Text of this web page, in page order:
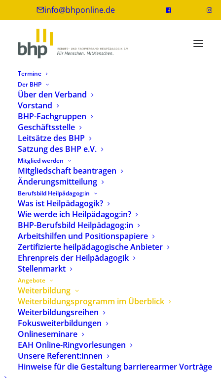
info@bhponline.de
Termine
Der BHP
Über den Verband
Vorstand
BHP-Fachgruppen
Geschäftsstelle
Leitsätze des BHP
Satzung des BHP e.V.
Mitglied werden
Mitgliedschaft beantragen
Änderungsmitteilung
Berufsbild Heilpädagog:in
Was ist Heilpädagogik?
Wie werde ich Heilpädagog:in?
BHP-Berufsbild Heilpädagog:in
Arbeitshilfen und Positionspapiere
Zertifizierte heilpädagogische Anbieter
Ehrenpreis der Heilpädagogik
Stellenmarkt
Angebote
Weiterbildung
Weiterbildungsprogramm im Überblick
Weiterbildungsreihen
Fokusweiterbildungen
Onlineseminare
EAH Online-Ringvorlesungen
Unsere Referent:innen
Hinweise für die Gestaltung barrierearmer Vorträge
Weiterbildungsprogramm im Überblick
Ein Weiterbildungsangebot der
Europäischen Akademie für
Heilpädagogik (EAH).
Weitergehende Information
über die EAH
Freitextsuche:
Ort:
Seminarnummer: